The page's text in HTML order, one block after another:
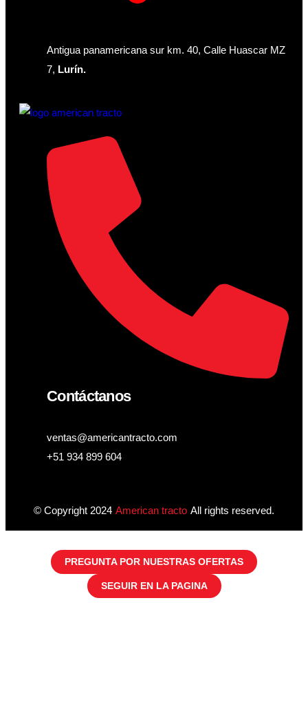
Antigua panamericana sur km. 40, Calle Huascar MZ
7, Lurín.
Contáctanos
ventas@americantracto.com
+51 934 899 604
© Copyright 2024 American tracto All rights reserved.
PREGUNTA POR NUESTRAS OFERTAS
SEGUIR EN LA PAGINA